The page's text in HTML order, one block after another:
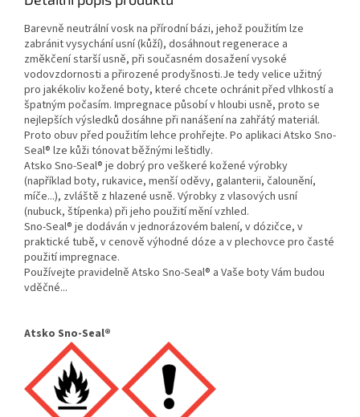
Barevně neutrální vosk na přírodní bázi, jehož použitím lze
zabránit vysychání usní (kůží), dosáhnout regenerace a
změkčení starší usně, při současném dosažení vysoké
vodovzdornosti a přirozené prodyšnosti.Je tedy velice užitný
pro jakékoliv kožené boty, které chcete ochránit před vlhkostí a
špatným počasím. Impregnace působí v hloubi usně, proto se
nejlepších výsledků dosáhne při nanášení na zahřátý materiál.
Proto obuv před použitím lehce prohřejte. Po aplikaci Atsko Sno-
Seal® lze kůži tónovat běžnými leštidly.
Atsko Sno-Seal® je dobrý pro veškeré kožené výrobky
(například boty, rukavice, menší oděvy, galanterii, čalounění,
míče...), zvláště z hlazené usně. Výrobky z vlasových usní
(nubuck, štípenka) při jeho použití mění vzhled.
Sno-Seal® je dodáván v jednorázovém balení, v dózičce, v
praktické tubě, v cenově výhodné dóze a v plechovce pro časté
použití impregnace.
Používejte pravidelně Atsko Sno-Seal® a Vaše boty Vám budou
vděčné...
Atsko Sno-Seal®